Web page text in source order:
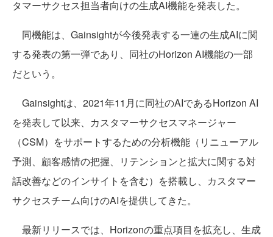
タマーサクセス担当者向けの生成AI機能を発表した。
同機能は、Gainsightが今後発表する一連の生成AIに関
する発表の第一弾であり、同社のHorizon AI機能の一部
だという。
Gainsightは、2021年11月に同社のAIであるHorizon AI
を発表して以来、カスタマーサクセスマネージャー
（CSM）をサポートするための分析機能（リニューアル
予測、顧客感情の把握、リテンションと拡大に関する対
話改善などのインサイトを含む）を搭載し、カスタマー
サクセスチーム向けのAIを提供してきた。
最新リリースでは、Horizonの重点項目を拡充し、生成